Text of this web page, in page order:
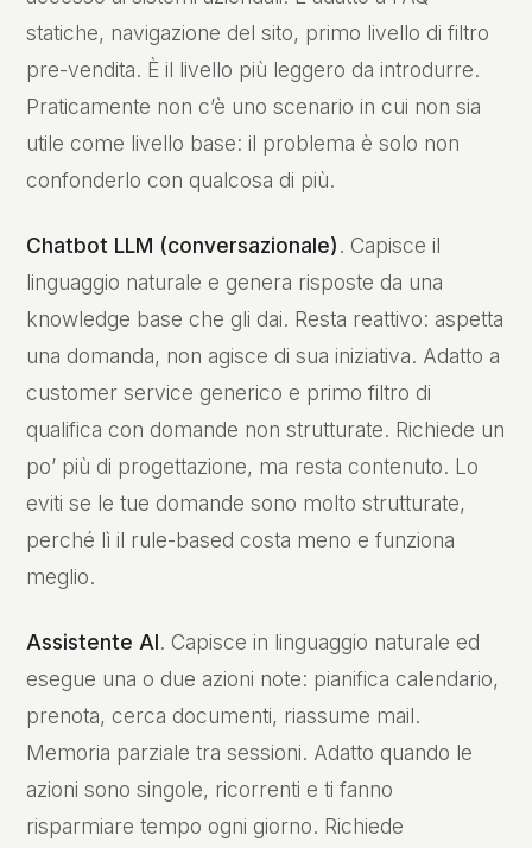
statiche, navigazione del sito, primo livello di filtro
pre-vendita. È il livello più leggero da introdurre.
Praticamente non c’è uno scenario in cui non sia
utile come livello base: il problema è solo non
confonderlo con qualcosa di più.
Chatbot LLM (conversazionale). Capisce il
linguaggio naturale e genera risposte da una
knowledge base che gli dai. Resta reattivo: aspetta
una domanda, non agisce di sua iniziativa. Adatto a
customer service generico e primo filtro di
qualifica con domande non strutturate. Richiede un
po’ più di progettazione, ma resta contenuto. Lo
eviti se le tue domande sono molto strutturate,
perché lì il rule-based costa meno e funziona
meglio.
Assistente AI. Capisce in linguaggio naturale ed
esegue una o due azioni note: pianifica calendario,
prenota, cerca documenti, riassume mail.
Memoria parziale tra sessioni. Adatto quando le
azioni sono singole, ricorrenti e ti fanno
risparmiare tempo ogni giorno. Richiede